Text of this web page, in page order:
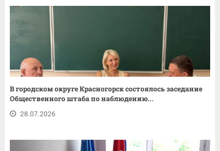
В городском округе Красногорск состоялось заседание
Общественного штаба по наблюдению...
28.07.2026